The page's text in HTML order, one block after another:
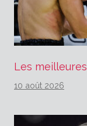
Les
10 août 2026